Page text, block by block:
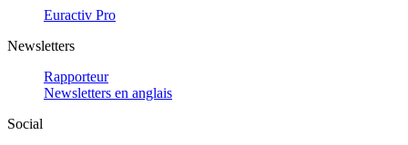
Euractiv Pro
Newsletters
Rapporteur
Newsletters en anglais
Social